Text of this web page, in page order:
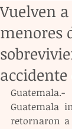
Vuelven
menores
Guatemala
retornaron a